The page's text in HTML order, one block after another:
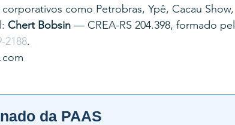
como Petrobras, Ypê, Cacau Show,
Chert Bobsin — CREA-RS 204.398, formado
2188.
da PAAS